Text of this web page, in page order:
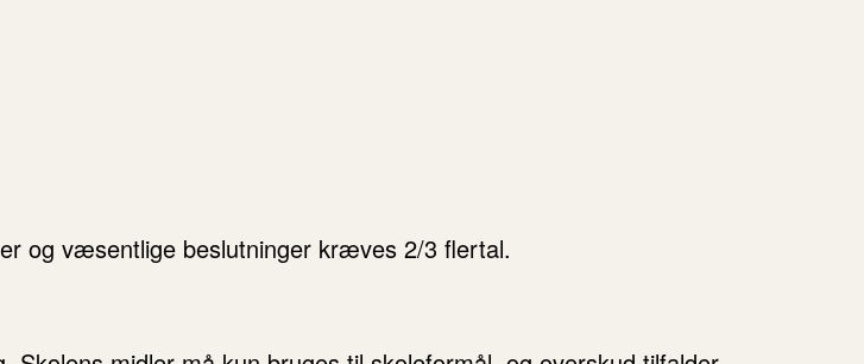
og væsentlige beslutninger kræves 2/3 flertal.